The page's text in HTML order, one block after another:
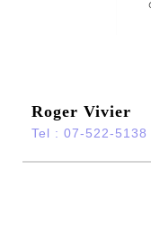
Roger Vivier
Tel : 07-522-5138